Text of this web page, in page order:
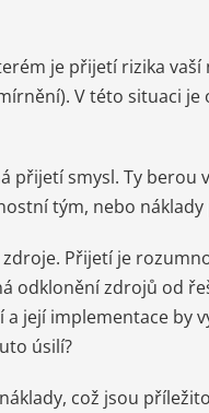
je přijetí rizika
V této situaci
přijetí smysl. Ty
tým, nebo
Přijetí je
odklonění zdrojů od
její implementace by
úsilí?
což jsou